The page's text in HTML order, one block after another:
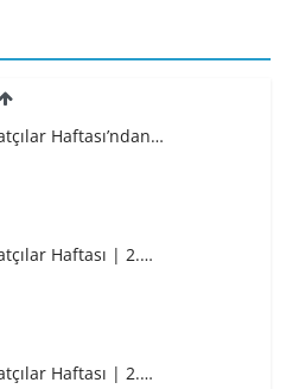
Haftası’ndan…
Haftası | 2.…
Haftası | 2.…